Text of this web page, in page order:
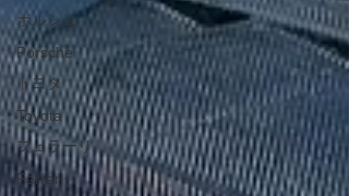
ポルシェ
Porsche
トヨタ
Toyota
フェラーリ
Ferrari